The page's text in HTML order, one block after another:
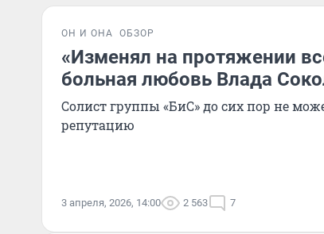
ОН И ОНА ОБЗОР
«Изменял на протяжении
больная любовь Влада
Солист группы «БиС» до сих пор не
репутацию
3 апреля, 2026, 14:00 2 563 7